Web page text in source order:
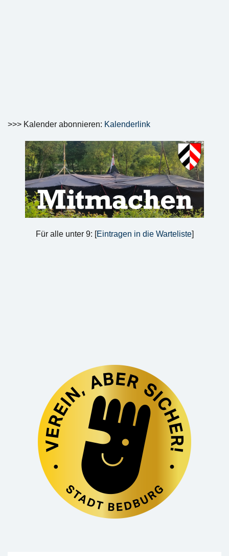
>>> Kalender abonnieren: Kalenderlink
Für alle unter 9: [Eintragen in die Warteliste]